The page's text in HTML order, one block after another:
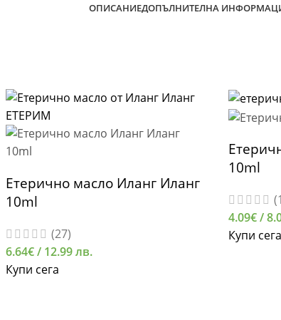
ОПИСАНИЕДОПЪЛНИТЕЛНА
Етерично масло Иланг Иланг
10ml
(27)
6.64€/ 12.99 лв.
Купи сега
10ml
4.09€/
Купи сега